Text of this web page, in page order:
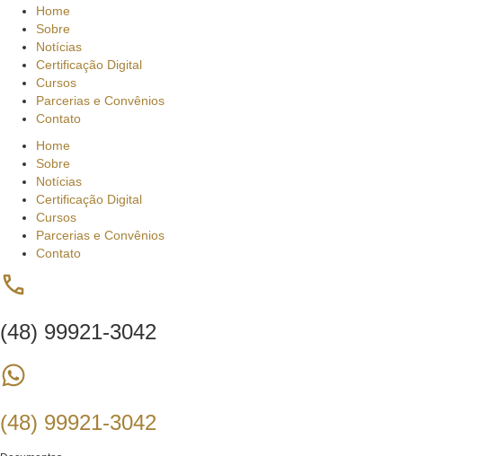
Home
Sobre
Notícias
Certificação Digital
Cursos
Parcerias e Convênios
Contato
Home
Sobre
Notícias
Certificação Digital
Cursos
Parcerias e Convênios
Contato
(48) 99921-3042
(48) 99921-3042